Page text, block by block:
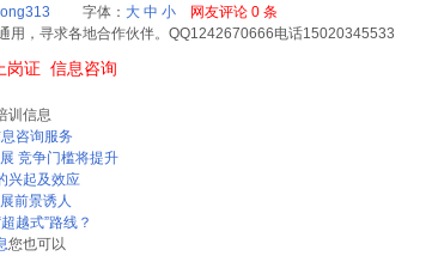
字体： 大 中 小 网友评论 0条
用，寻求各地合作伙伴。QQ1242670666电话15020345533
上岗证 信息咨询
训信息
咨询服务
竞争门槛将提升
兴起及效应
前景诱人
越式”路线？
您也可以